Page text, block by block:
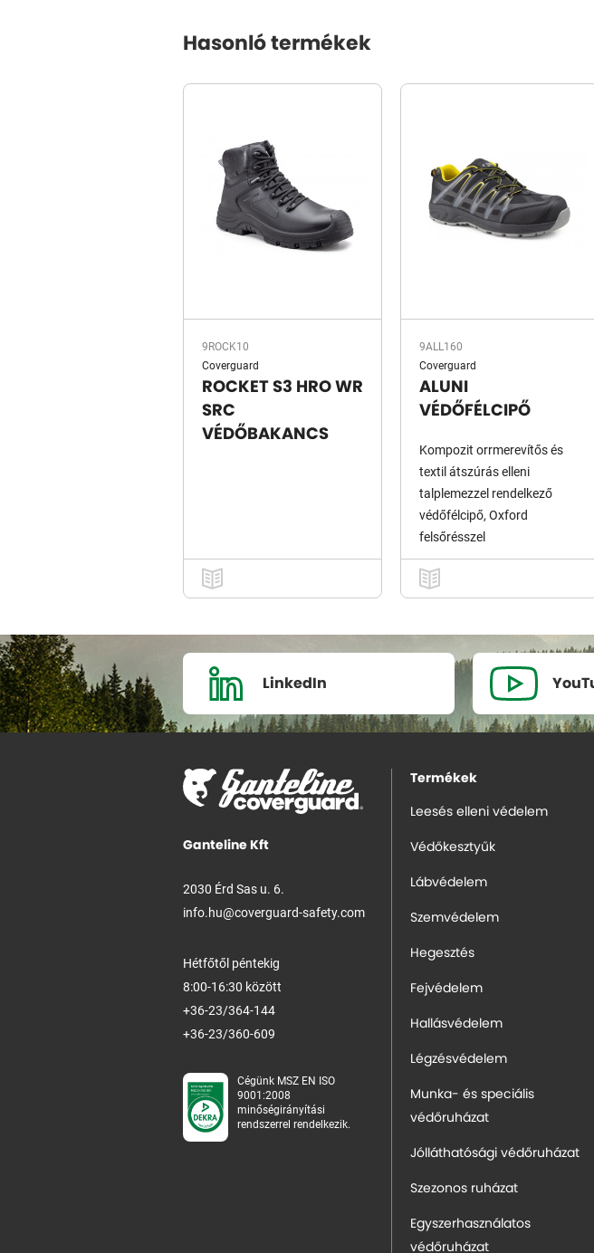
Hasonló termékek
9ROCK10
Coverguard
ROCKET S3 HRO WR
SRC
VÉDŐBAKANCS
9ALL160
Coverguard
ALUNI
VÉDŐFÉLCIPŐ
Kompozit orrmerevítős és
textil átszúrás elleni
talplemezzel rendelkező
védőfélcipő, Oxford
felsőrésszel
LinkedIn
Ganteline Kft
2030 Érd Sas u. 6.
info.hu@coverguard-safety.com
Hétfőtől péntekig
8:00-16:30 között
+36-23/364-144
+36-23/360-609
Cégünk MSZ EN ISO
9001:2008
minőségirányítási
rendszerrel rendelkezik.
Termékek
Leesés elleni védelem
Védőkesztyűk
Lábvédelem
Szemvédelem
Hegesztés
Fejvédelem
Hallásvédelem
Légzésvédelem
Munka- és speciális
védőruházat
Jólláthatósági védőruházat
Szezonos ruházat
Egyszerhasználatos
védőruházat